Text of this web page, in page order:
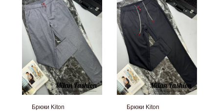
Брюки Kiton
Брюки Kiton